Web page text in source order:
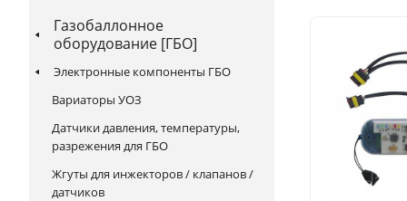
Газобаллонное
оборудование [ГБО]
Электронные компоненты ГБО
Вариаторы УОЗ
Датчики давления, температуры,
разрежения для ГБО
Жгуты для инжекторов / клапанов /
датчиков